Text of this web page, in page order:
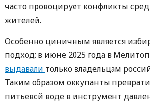
часто провоцирует конфликты
жителей.
Особенно циничным является
подход: в июне 2025 года в
выдавали только владельцам
Таким образом оккупанты
питьевой воде в инструмент